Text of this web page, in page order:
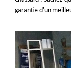
garantie d'un